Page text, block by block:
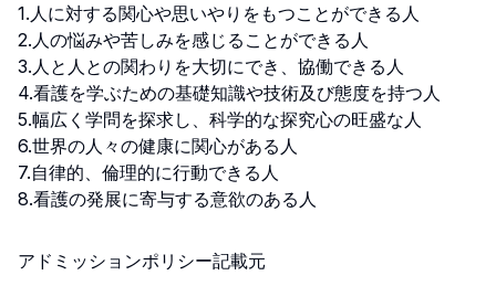
1.人に対する関心や思いやりをもつことができる人
2.人の悩みや苦しみを感じることができる人
3.人と人との関わりを大切にでき、協働できる人
4.看護を学ぶための基礎知識や技術及び態度を持つ人
5.幅広く学問を探求し、科学的な探究心の旺盛な人
6.世界の人々の健康に関心がある人
7.自律的、倫理的に行動できる人
8.看護の発展に寄与する意欲のある人
アドミッションポリシー記載元